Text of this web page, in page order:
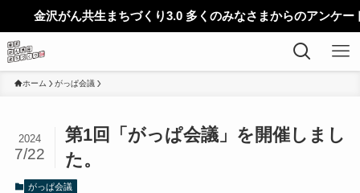
がん共生まちづくり3.0 多くのみなさまからのアンケートを募集
ホーム がっぱ会議
第1回「がっぱ会議」を開催しまし
た。
2024
7/22
がっぱ会議